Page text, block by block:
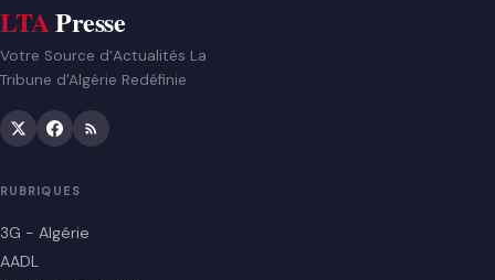
LTAPresse
Votre Source d’Actualités La
Tribune d'Algérie Redéfinie
RUBRIQUES
3G - Algérie
AADL